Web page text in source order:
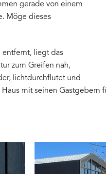
gerade von einem
Möge dieses
entfernt, liegt das
zum Greifen nah,
lichtdurchflutet und
mit seinen Gastgebern